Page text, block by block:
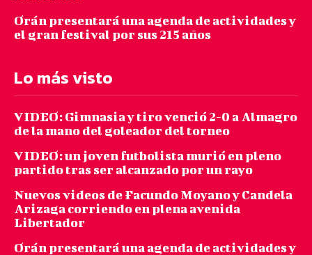
Orán presentará una agenda de actividades y
el gran festival por sus 215 años
Lo más visto
VIDEO: Gimnasia y tiro venció 2-0 a Almagro
de la mano del goleador del torneo
VIDEO: un joven futbolista murió en pleno
partido tras ser alcanzado por un rayo
Nuevos videos de Facundo Moyano y Candela
Arizaga corriendo en plena avenida
Libertador
Orán presentará una agenda de actividades y